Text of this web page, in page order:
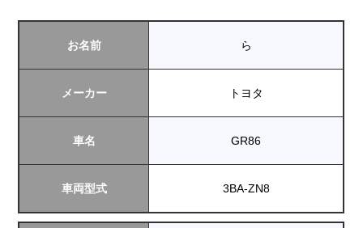
お名前 ら
メーカー トヨタ
車名 GR86
車両型式 3BA-ZN8